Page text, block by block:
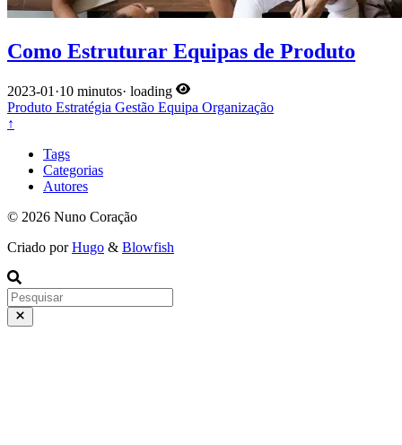
Como Estruturar Equipas de Produto
2023-01 ·10 minutos· loading
Produto Estratégia Gestão Equipa Organização
↑
Tags
Categorias
Autores
© 2026 Nuno Coração
Criado porHugo & Blowfish